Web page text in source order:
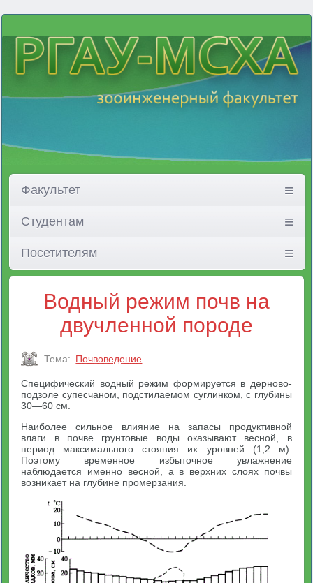
Факультет
Студентам
Посетителям
Водный режим почв на
двучленной породе
Тема: Почвоведение
Специфический водный режим формируется в дерново-
подзоле супесчаном, подстилаемом суглинком, с глубины
30—60 см.
Наиболее сильное влияние на запасы продуктивной
влаги в почве грунтовые воды оказывают весной, в
период максимального стояния их уровней (1,2 м).
Поэтому временное избыточное увлажнение
наблюдается именно весной, а в верхних слоях почвы
возникает на глубине промерзания.